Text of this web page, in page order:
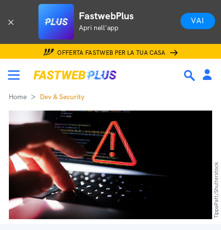
FastwebPlus
Apri nell'app
VAI
OFFERTA FASTWEB PER LA TUA CASA
Home Dev & Security
TippaPatt/Shutterstock